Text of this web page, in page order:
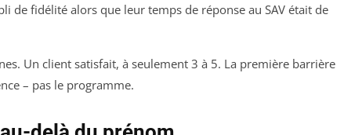
de fidélité alors que leur temps de réponse au SAV était de
Un client satisfait, à seulement 3 à 5. La première barrière
– pas le programme.